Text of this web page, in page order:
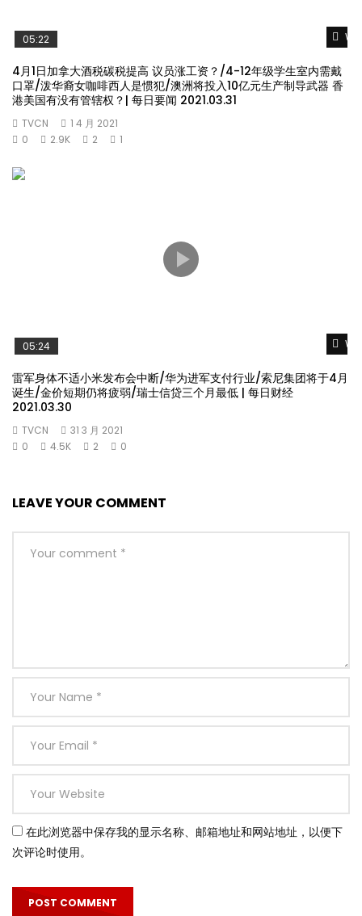
05:22
4月1日加拿大酒税碳税提高 议员涨工资？/4-12年级学生室内需戴
口罩/泼华裔女咖啡西人是惯犯/澳洲将投入10亿元生产制导武器 香
港美国有没有管辖权？| 每日要闻 2021.03.31
TVCN
1 4 月 2021
0
2.9K 2 1
05:24
雷军身体不适小米发布会中断/华为进军支付行业/索尼集团将于4月
诞生/金价短期仍将疲弱/瑞士信贷三个月最低 | 每日财经
2021.03.30
TVCN
31 3 月 2021
0
4.5K 2 0
LEAVE YOUR COMMENT
在此浏览器中保存我的显示名称、邮箱地址和网站地址，以便下
次评论时使用。